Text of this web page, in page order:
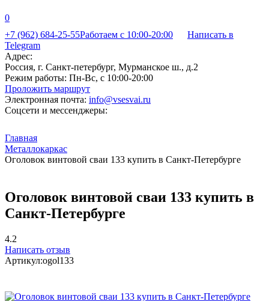
0
+7 (962) 684-25-55Работаем с 10:00-20:00
Написать в
Telegram
Адрес:
Россия, г. Санкт-петербург, Мурманское ш., д.2
Режим работы: Пн-Вс, с 10:00-20:00
Проложить маршрут
Электронная почта: info@vsesvai.ru
Соцсети и мессенджеры:
Главная
Металлокаркас
Оголовок винтовой сваи 133 купить в Санкт-Петербурге
Оголовок винтовой сваи 133 купить в
Санкт-Петербурге
4.2
Написать отзыв
Артикул:ogol133